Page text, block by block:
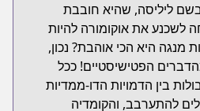
בשם ליליסה, שהיא חובבת
לשכנע את אוקומורה להיות
היא הכי אוהבת? נכון,
הפטישיסטיים! ככל
בין הדמויות הדו-ממדיות
להתערבב, והקומדיה